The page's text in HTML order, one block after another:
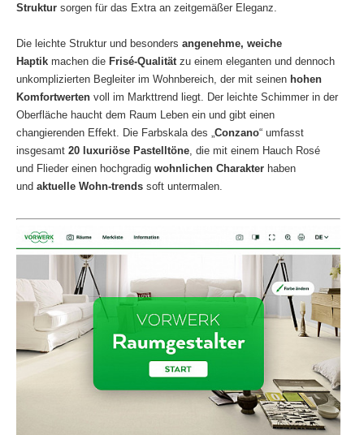
Struktur sorgen für das Extra an zeitgemäßer Eleganz.
Die leichte Struktur und besonders angenehme, weiche
Haptik machen die Frisé-Qualität zu einem eleganten und dennoch
unkomplizierten Begleiter im Wohnbereich, der mit seinen hohen
Komfortwerten voll im Markttrend liegt. Der leichte Schimmer in der
Oberfläche haucht dem Raum Leben ein und gibt einen
changierenden Effekt. Die Farbskala des „ Conzano“ umfasst
insgesamt 20 luxuriöse Pastelltöne , die mit einem Hauch Rosé
und Flieder einen hochgradig wohnlichen Charakter haben
und aktuelle Wohn-trends soft untermalen.